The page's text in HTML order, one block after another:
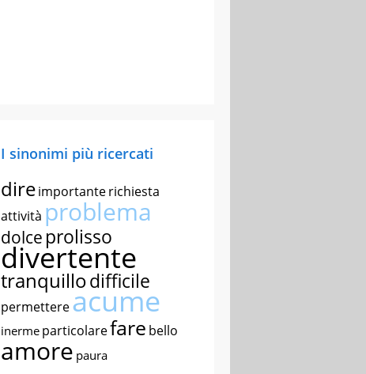
I sinonimi più ricercati
direimportanterichiesta
attività problema
dolce prolisso
divertente
tranquillodifficile
permettereacume
inerme particolarefare bello
amore paura